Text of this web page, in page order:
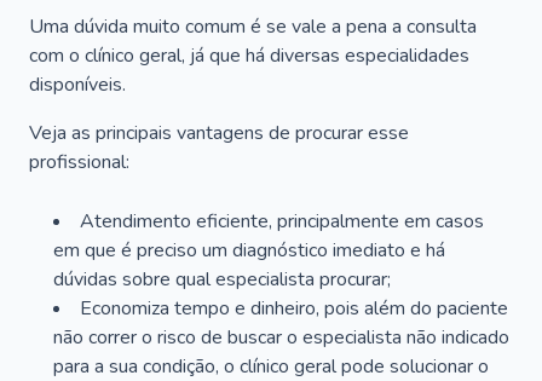
Uma dúvida muito comum é se vale a pena a consulta
com o clínico geral, já que há diversas especialidades
disponíveis.
Veja as principais vantagens de procurar esse
profissional:
Atendimento eficiente, principalmente em casos
em que é preciso um diagnóstico imediato e há
dúvidas sobre qual especialista procurar;
Economiza tempo e dinheiro, pois além do paciente
não correr o risco de buscar o especialista não indicado
para a sua condição, o clínico geral pode solucionar o